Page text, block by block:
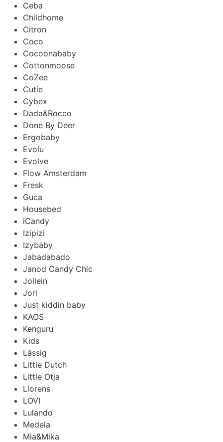
Ceba
Childhome
Citron
Coco
Cocoonababy
Cottonmoose
CoZee
Cutie
Cybex
Dada&Rocco
Done By Deer
Ergobaby
Evolu
Evolve
Flow Amsterdam
Fresk
Guca
Housebed
iCandy
Izipizi
Izybaby
Jabadabado
Janod Candy Chic
Jollein
Jori
Just kiddin baby
KAOS
Kenguru
Kids
Lässig
Little Dutch
Little Otja
Llorens
LOVI
Lulando
Medela
Mia&Mika